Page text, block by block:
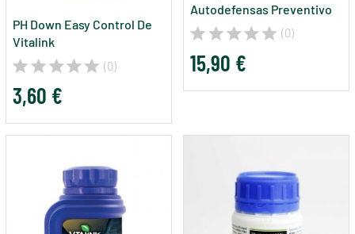
PH Down Easy Control De
Vitalink
(0)
3,60 €
Autodefensas Preventivo
Hongos 45cc
(0)
15,90 €